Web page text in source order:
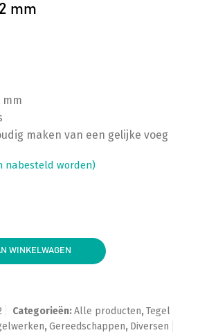
mm
mm
maken van een gelijke voeg
nabesteld worden)
aantal
WINKELWAGEN
Categorieën:Alle producten,Tegel
,Gereedschappen, Diversen